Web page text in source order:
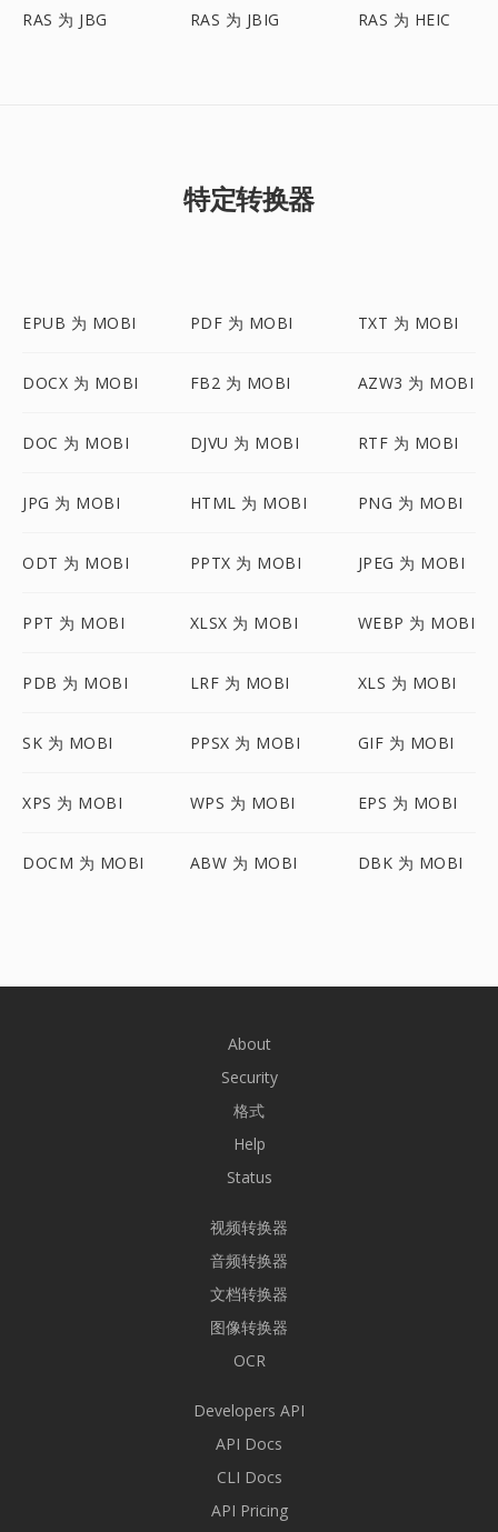
RAS 为 JBG RAS 为 JBIG RAS 为 HEIC
特定转换器
EPUB 为 MOBI PDF 为 MOBI TXT 为 MOBI
DOCX 为 MOBI FB2 为 MOBI AZW3 为 MOBI
DOC 为 MOBI DJVU 为 MOBI RTF 为 MOBI
JPG 为 MOBI HTML 为 MOBI PNG 为 MOBI
ODT 为 MOBI PPTX 为 MOBI JPEG 为 MOBI
PPT 为 MOBI XLSX 为 MOBI WEBP 为 MOBI
PDB 为 MOBI LRF 为 MOBI XLS 为 MOBI
SK 为 MOBI PPSX 为 MOBI GIF 为 MOBI
XPS 为 MOBI WPS 为 MOBI EPS 为 MOBI
DOCM 为 MOBI ABW 为 MOBI DBK 为 MOBI
About
Security
格式
Help
Status
视频转换器
音频转换器
文档转换器
图像转换器
OCR
Developers API
API Docs
CLI Docs
API Pricing